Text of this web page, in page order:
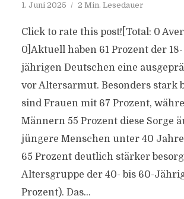
1. Juni 2025 2 Min. Lesedauer
Click to rate this post![Total: 0
0]Aktuell haben 61 Prozent der
jährigen Deutschen eine
vor Altersarmut. Besonders stark
sind Frauen mit 67 Prozent,
Männern 55 Prozent diese Sorge
jüngere Menschen unter 40
65 Prozent deutlich stärker
Altersgruppe der 40- bis 60-
Prozent). Das...